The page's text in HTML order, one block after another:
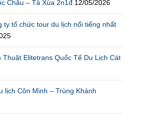
Châu – Tà Xùa 2n1đ 12/05/2026
ty tổ chức tour du lịch nổi tiếng nhất
Thuật Elitetrans Quốc Tế Du Lịch Cát
lịch Côn Minh – Trùng Khánh